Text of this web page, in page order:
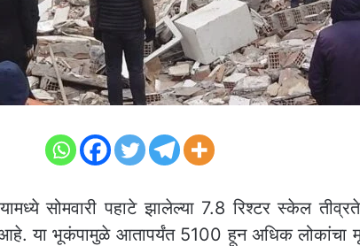
सोमवारी पहाटे झालेल्या 7.8 रिश्टर स्केल
आहे. या भूकंपामुळे आतापर्यंत 5100 हून अधिक लोकांचा